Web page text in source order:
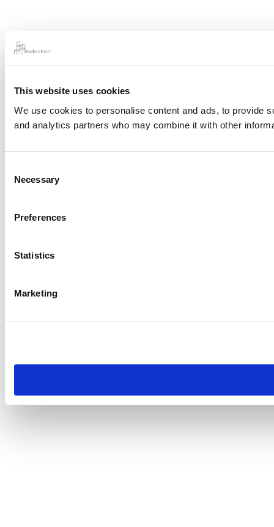
This website uses cookies
We use cookies to personalise content and ads, to provide
and analytics partners who may combine it with other
Selection
Necessary
Preferences
Statistics
Marketing